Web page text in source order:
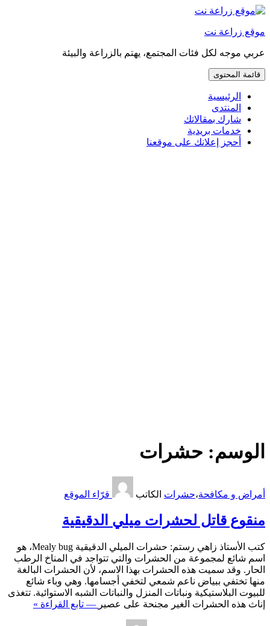
إذهب
إلى
موقع زراعة نت
عربي موجه لكل فئات المجتمع، يهتم بالزراعة والبيئة
قائمة المحتوى
الرئيسية
المنتدى
شارك بمقالاتك
خدمات بريدية
أحجز إعلانك على موقعنا
الوسم: حشرات
أمراض و مكافحة،حشرات الكاتب قرّاء الموقع
منقوع قاتل لحشرات ميلي الدقيقية
كتب الأستاذ زاهي رستم: حشرات الميلي الدقيقية Mealy bug، هو
اسم شائع لمجموعة من الحشرات والتي تتواجد في المناخ الرطب
الحار. وقد سميت هذه الحشرات بهذا الاسم، لأن الحشرات البالغة
منها تختفي ببياض ناعم شمعي لتخفي أجسامها. وهي وباء شائع
للبيوت البلاستيكية ونباتات المنزل والنباتات الشبه الاستوائية. تتغذى
إناث هذه الحشرات الغير مجنحة على عصير — تابع القراءة »